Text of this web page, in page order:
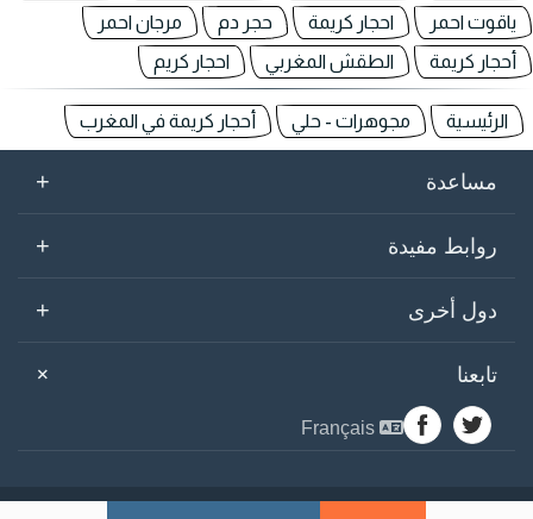
ياقوت احمر
احجار كريمة حجر دم
مرجان احمر
أحجار كريمة
الطقش المغربي احجار كريم
الرئيسية مجوهرات - حلي أحجار كريمة في المغرب
مساعدة +
روابط مفيدة +
دول أخرى +
تابعنا +